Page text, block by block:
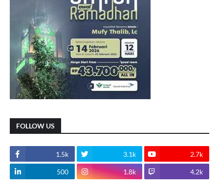
FOLLOW US
1.5k 3.1k 2.7k
500 1.8k 4.2k